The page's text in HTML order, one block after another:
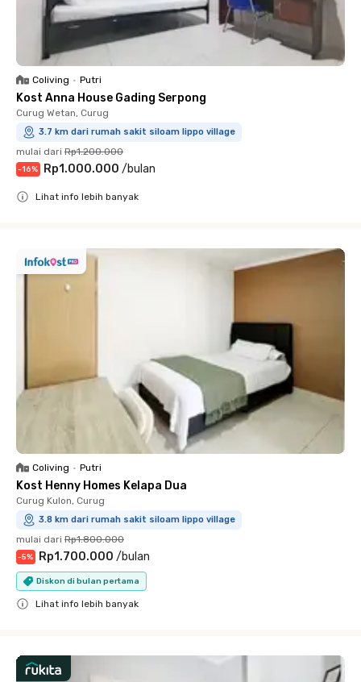
Coliving • Putri
Kost Anna House Gading Serpong
Curug Wetan, Curug
3.7 km dari rumah sakit siloam lippo village
mulai dari Rp1.200.000
-16% Rp1.000.000 /bulan
Lihat info lebih banyak
Coliving • Putri
Kost Henny Homes Kelapa Dua
Curug Kulon, Curug
3.8 km dari rumah sakit siloam lippo village
mulai dari Rp1.800.000
-5% Rp1.700.000 /bulan
Diskon di bulan pertama
Lihat info lebih banyak